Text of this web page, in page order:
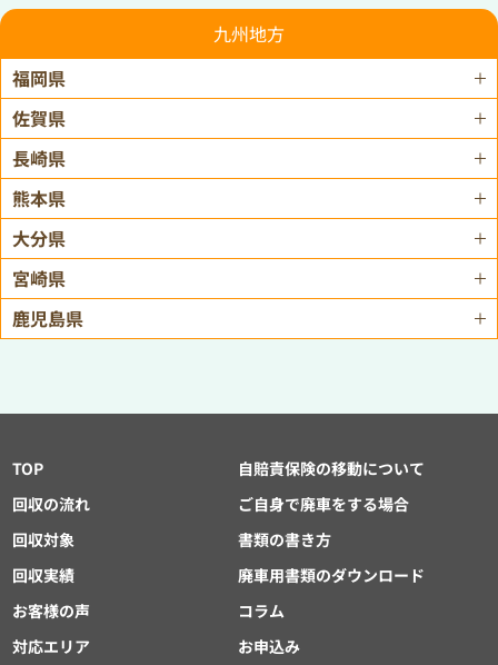
九州地方
福岡県
佐賀県
長崎県
熊本県
大分県
宮崎県
鹿児島県
TOP
回収の流れ
回収対象
回収実績
お客様の声
対応エリア
自賠責保険の移動について
ご自身で廃車をする場合
書類の書き方
廃車用書類のダウンロード
コラム
お申込み